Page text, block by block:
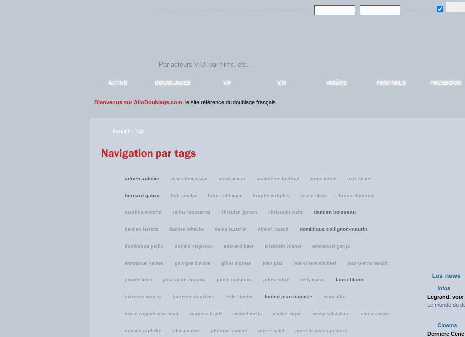
ACTUS DOUBLAGES V.F V.O VIDÉOS FESTIVALS FACEBOOK
Bienvenue sur AlloDoublage.com , le site référence du doublage français.
Accueil > Tags
adrien antoine alexis tomassian alexis victor anatole de bodinat annie milon axel kiener
bernard gabay bob sinclar boris rehlinger brigitte virtudes bruno choel bruno dubernat
caroline victoria celine monsarrat christian gonon christoph waltz damien boisseau
damien ferrette damien witecka denis laustriat dimitri rataud dominique collignon-maurin
dominique guillo donald reignoux edouard baer elisabeth wiener emmanuel garijo
emmanuel karsen georges claisse gilles morvan jean piat jean-pierre michael jean-pierre moulin
jerome keen julia vaidis-bogard julien bouanich julien sibre kelly marot laura blanc
laurence colussi laurence dourlens leslie lipkins lucien jean-baptiste marc alfos
marie-eugenie marechal marjorie frantz michel mella michel vigne micky sebastian nicolas marie
noemie orphelin olivia dalric philippe vincent pierre hatet pierre-francois pistorio
Legrand, voix
Le monde du
Derniere